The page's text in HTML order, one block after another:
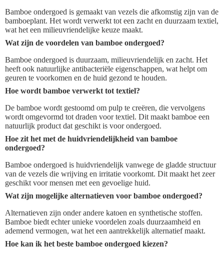
Bamboe ondergoed is gemaakt van vezels die afkomstig zijn van de
bamboeplant. Het wordt verwerkt tot een zacht en duurzaam textiel,
wat het een milieuvriendelijke keuze maakt.
Wat zijn de voordelen van bamboe ondergoed?
Bamboe ondergoed is duurzaam, milieuvriendelijk en zacht. Het
heeft ook natuurlijke antibacteriële eigenschappen, wat helpt om
geuren te voorkomen en de huid gezond te houden.
Hoe wordt bamboe verwerkt tot textiel?
De bamboe wordt gestoomd om pulp te creëren, die vervolgens
wordt omgevormd tot draden voor textiel. Dit maakt bamboe een
natuurlijk product dat geschikt is voor ondergoed.
Hoe zit het met de huidvriendelijkheid van bamboe
ondergoed?
Bamboe ondergoed is huidvriendelijk vanwege de gladde structuur
van de vezels die wrijving en irritatie voorkomt. Dit maakt het zeer
geschikt voor mensen met een gevoelige huid.
Wat zijn mogelijke alternatieven voor bamboe ondergoed?
Alternatieven zijn onder andere katoen en synthetische stoffen.
Bamboe biedt echter unieke voordelen zoals duurzaamheid en
ademend vermogen, wat het een aantrekkelijk alternatief maakt.
Hoe kan ik het beste bamboe ondergoed kiezen?